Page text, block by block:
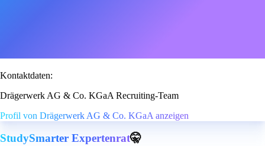
Kontaktdaten:
Drägerwerk AG & Co. KGaA Recruiting-Team
Profil von Drägerwerk AG & Co. KGaA anzeigen
StudySmarter Expertenrat🤫